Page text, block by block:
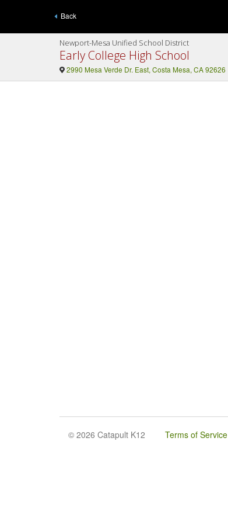
Back
Newport-Mesa Unified School District
Early College High School
2990 Mesa Verde Dr. East, Costa Mesa, CA 92626
© 2026 Catapult K12 Terms of Service